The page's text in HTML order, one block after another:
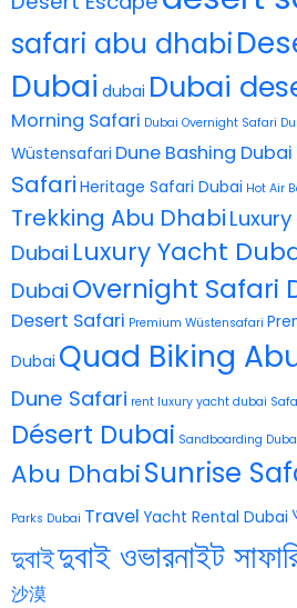
safari abu dhabi
Dubai dubai Dubai
Morning Safari Dubai Overnight Safari
Wüstensafari Dune Bashing Dubai
Safari Heritage Safari Dubai Hot Air
Trekking Abu Dhabi
Dubai Luxury Yacht
Dubai Overnight Safari
Desert Safari Premium Wüstensafari
Dubai Quad Biking
Dune Safari rent luxury yacht dubai
Désert Dubai Sandboarding
Abu DhabiSunrise
Parks Dubai Travel Yacht Rental Dubai
দুবাইদুবাই ওভারনাইট
沙漠